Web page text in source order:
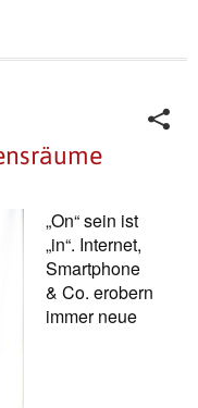
„On“ sein ist
„in“. Internet,
Smartphone
& Co. erobern
immer neue